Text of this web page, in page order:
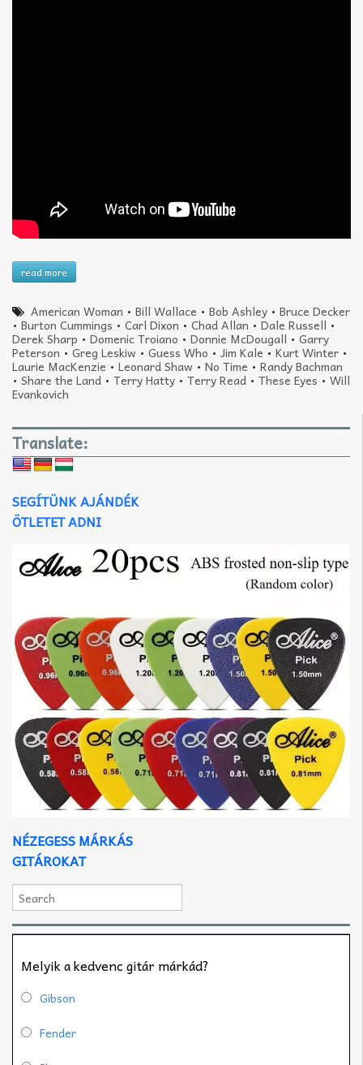
read more
American Woman •Bill Wallace •Bob Ashley •Bruce Decker
• Burton Cummings • Carl Dixon • Chad Allan • Dale Russell •
Derek Sharp • Domenic Troiano • Donnie McDougall • Garry
Peterson • Greg Leskiw • Guess Who • Jim Kale • Kurt Winter •
Laurie MacKenzie • Leonard Shaw • No Time • Randy Bachman
• Share the Land • Terry Hatty • Terry Read • These Eyes • Will
Evankovich
Translate:
SEGÍTÜNK AJÁNDÉK
ÖTLETET ADNI
NÉZEGESS MÁRKÁS
GITÁROKAT
Melyik a kedvenc gitár márkád?
Gibson
Fender